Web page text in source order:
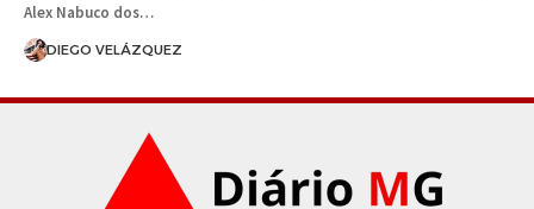
Alex Nabuco dos…
DIEGO VELÁZQUEZ